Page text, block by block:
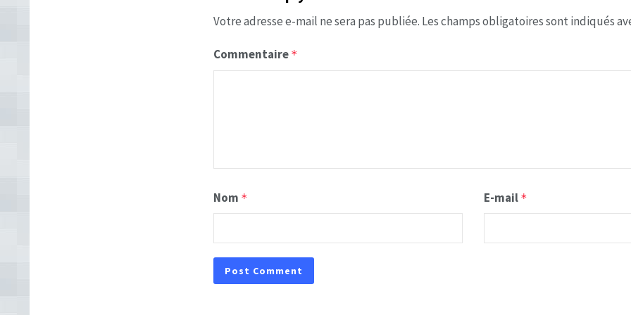
Votre adresse e-mail ne sera pas publiée. Les champs obligatoires sont indiqués
Commentaire *
Nom * E-mail *